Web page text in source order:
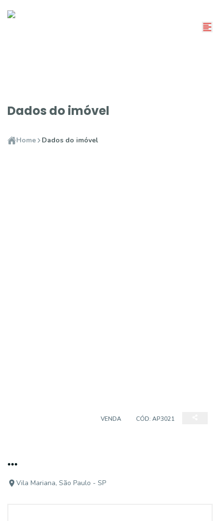
Dados do imóvel
Home Dados do imóvel
VENDA CÓD: AP3021
...
Vila Mariana, São Paulo - SP